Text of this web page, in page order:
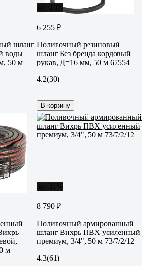
шланг
воды
50 м
6 255 ₽
Поливочный резиновый
шланг Без бренда кордовый
рукав, Д=16 мм, 50 м 67554
4.2(30)
В корзину
м
8 790 ₽
Поливочный армированный
шланг Вихрь ПВХ усиленный
премиум, 3/4", 50 м 73/7/2/12
4.3(61)